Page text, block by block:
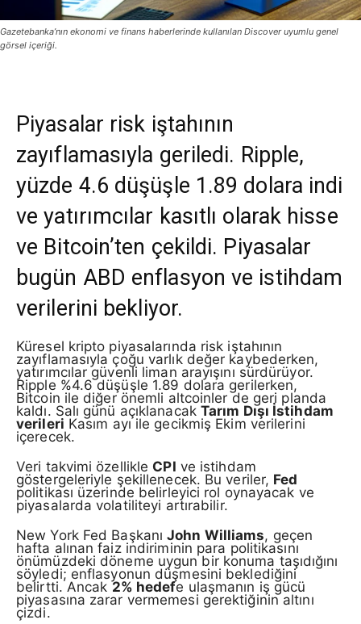
Gazetebanka’nın ekonomi ve finans haberlerinde kullanılan Discover uyumlu genel
görsel içeriği.
Piyasalar risk iştahının
zayıflamasıyla geriledi. Ripple,
yüzde 4.6 düşüşle 1.89 dolara indi
ve yatırımcılar kasıtlı olarak hisse
ve Bitcoin’ten çekildi. Piyasalar
bugün ABD enflasyon ve istihdam
verilerini bekliyor.
Küresel kripto piyasalarında risk iştahının
zayıflamasıyla çoğu varlık değer kaybederken,
yatırımcılar güvenli liman arayışını sürdürüyor.
Ripple %4.6 düşüşle 1.89 dolara gerilerken,
Bitcoin ile diğer önemli altcoinler de geri planda
kaldı. Salı günü açıklanacak Tarım Dışı İstihdam
verileri Kasım ayı ile gecikmiş Ekim verilerini
içerecek.
Veri takvimi özellikle CPI ve istihdam
göstergeleriyle şekillenecek. Bu veriler, Fed
politikası üzerinde belirleyici rol oynayacak ve
piyasalarda volatiliteyi artırabilir.
New York Fed BaşkanıJohn Williams, geçen
hafta alınan faiz indiriminin para politikasını
önümüzdeki döneme uygun bir konuma taşıdığını
söyledi; enflasyonun düşmesini beklediğini
belirtti. Ancak2% hedefe ulaşmanın iş gücü
piyasasına zarar vermemesi gerektiğinin altını
çizdi.